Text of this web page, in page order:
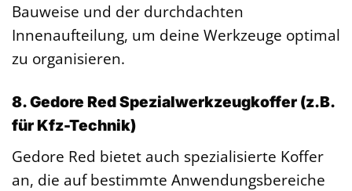
Bauweise und der durchdachten
Innenaufteilung, um deine Werkzeuge optimal
zu organisieren.
8. Gedore Red Spezialwerkzeugkoffer (z.B.
für Kfz-Technik)
Gedore Red bietet auch spezialisierte Koffer
an, die auf bestimmte Anwendungsbereiche